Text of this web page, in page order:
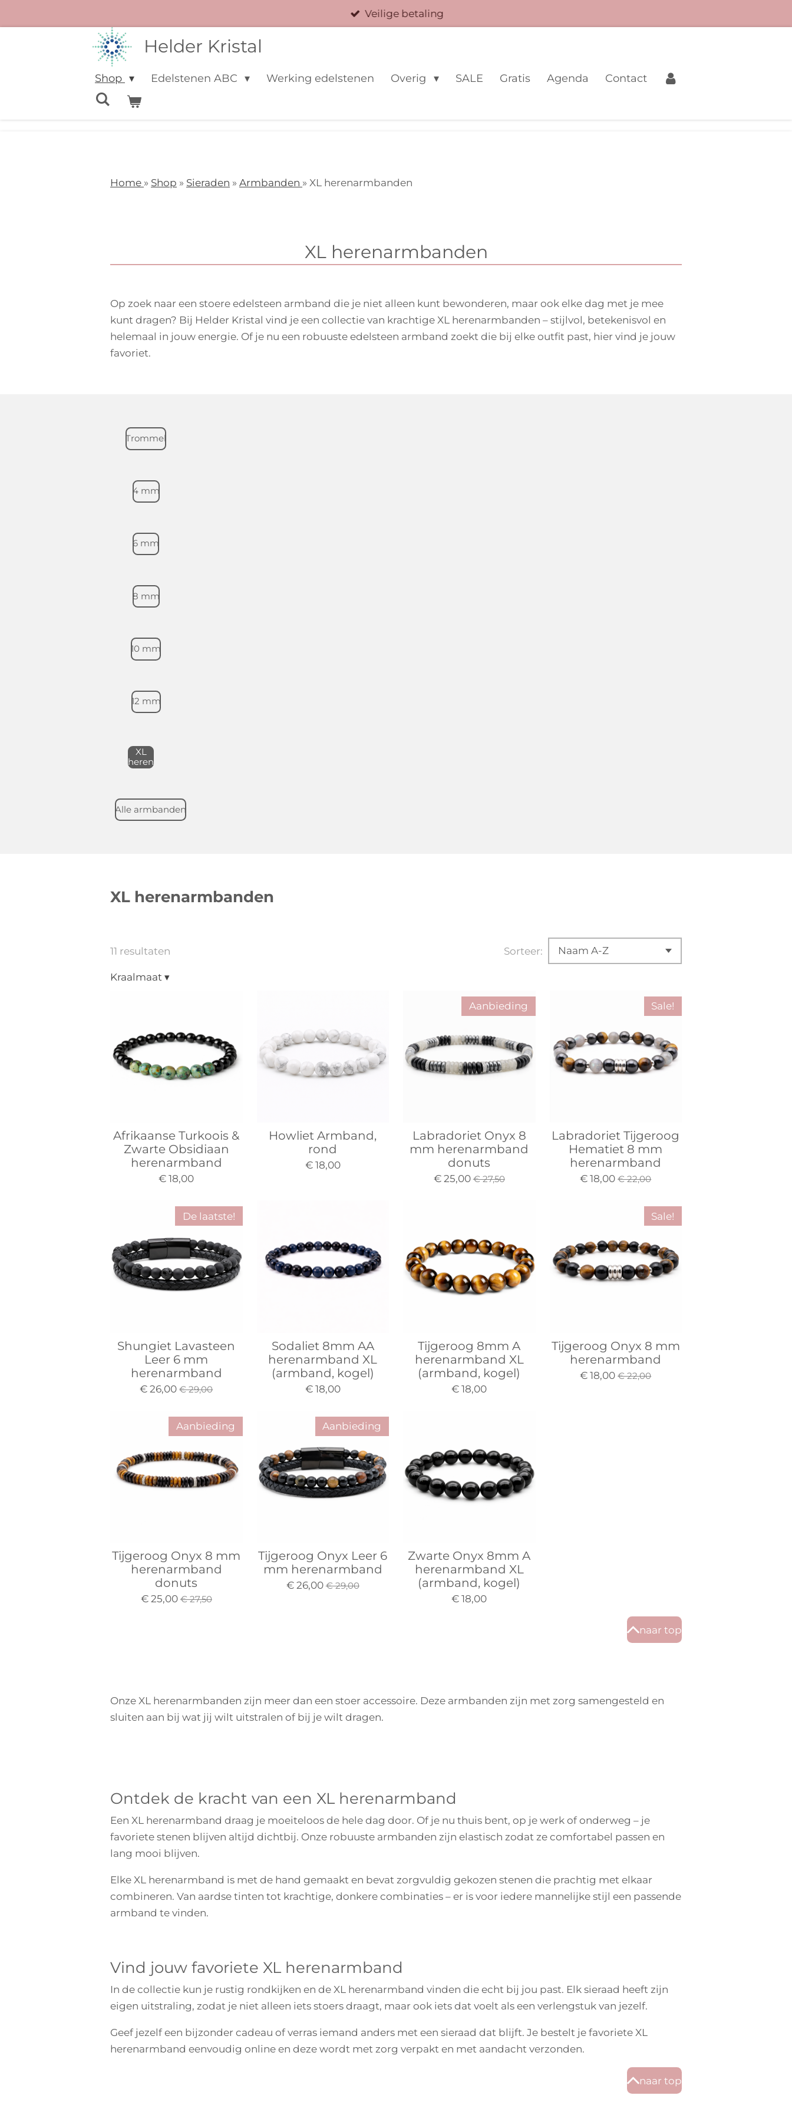
direct
Veilige betaling
Helder Kristal
Shop Edelstenen ABC Werking edelstenen Overig SALE Gratis Agenda Contact
Home » Shop » Sieraden » Armbanden » XL herenarmbanden
XL herenarmbanden
Op zoek naar een stoere edelsteen armband die je niet alleen kunt bewonderen, maar ook elke dag met je mee
kunt dragen? Bij Helder Kristal vind je een collectie van krachtige XL herenarmbanden – stijlvol, betekenisvol en
helemaal in jouw energie. Of je nu een robuuste edelsteen armband zoekt die bij elke outfit past, hier vind je jouw
favoriet.
Trommel
4 mm
6 mm
8 mm
10 mm
12 mm
XL
heren
Alle armbanden
XL herenarmbanden
11 resultaten Sorteer:
Kraalmaat ▾
Afrikaanse Turkoois &
Zwarte Obsidiaan
herenarmband
€ 18,00
Howliet Armband,
rond
€ 18,00
Aanbieding
Labradoriet Onyx 8
mm herenarmband
donuts
€ 25,00 € 27,50
Sale!
Labradoriet Tijgeroog
Hematiet 8 mm
herenarmband
€ 18,00 € 22,00
De laatste!
Shungiet Lavasteen
Leer 6 mm
herenarmband
€ 26,00 € 29,00
Sodaliet 8mm AA
herenarmband XL
(armband, kogel)
€ 18,00
Tijgeroog 8mm A
herenarmband XL
(armband, kogel)
€ 18,00
Sale!
Tijgeroog Onyx 8 mm
herenarmband
€ 18,00 € 22,00
Aanbieding
Tijgeroog Onyx 8 mm
herenarmband
donuts
€ 25,00 € 27,50
Aanbieding
Tijgeroog Onyx Leer 6
mm herenarmband
€ 26,00 € 29,00
Zwarte Onyx 8mm A
herenarmband XL
(armband, kogel)
€ 18,00
naar top
Onze XL herenarmbanden zijn meer dan een stoer accessoire. Deze armbanden zijn met zorg samengesteld en
sluiten aan bij wat jij wilt uitstralen of bij je wilt dragen.
Ontdek de kracht van een XL herenarmband
Een XL herenarmband draag je moeiteloos de hele dag door. Of je nu thuis bent, op je werk of onderweg – je
favoriete stenen blijven altijd dichtbij. Onze robuuste armbanden zijn elastisch zodat ze comfortabel passen en
lang mooi blijven.
Elke XL herenarmband is met de hand gemaakt en bevat zorgvuldig gekozen stenen die prachtig met elkaar
combineren. Van aardse tinten tot krachtige, donkere combinaties – er is voor iedere mannelijke stijl een passende
armband te vinden.
Vind jouw favoriete XL herenarmband
In de collectie kun je rustig rondkijken en de XL herenarmband vinden die echt bij jou past. Elk sieraad heeft zijn
eigen uitstraling, zodat je niet alleen iets stoers draagt, maar ook iets dat voelt als een verlengstuk van jezelf.
Geef jezelf een bijzonder cadeau of verras iemand anders met een sieraad dat blijft. Je bestelt je favoriete XL
herenarmband eenvoudig online en deze wordt met zorg verpakt en met aandacht verzonden.
naar top